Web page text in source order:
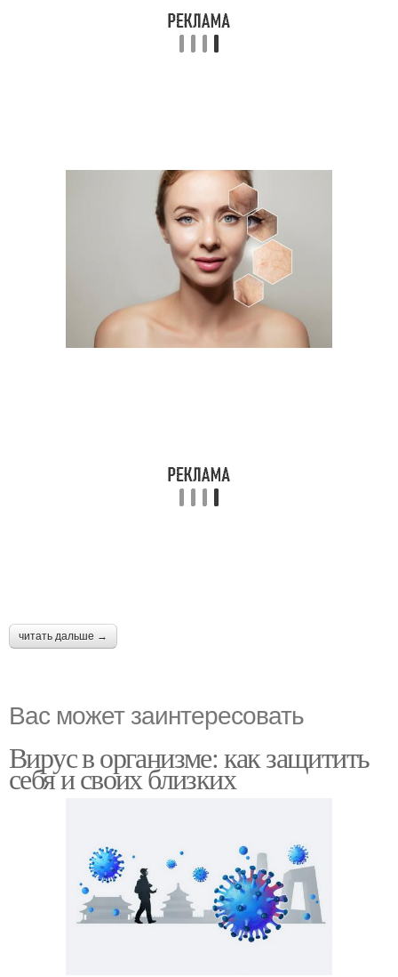
читать дальше →
Вас может заинтересовать
Вирус в организме: как защитить
себя и своих близких